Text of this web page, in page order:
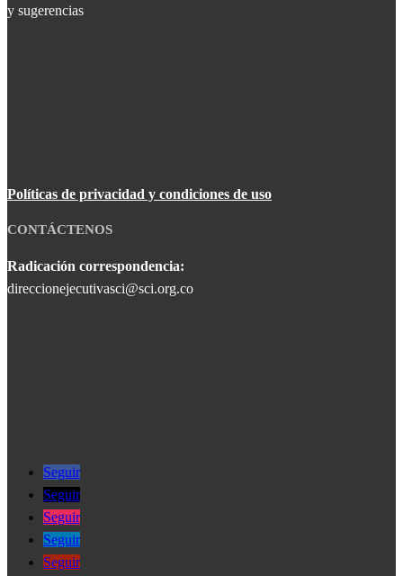
y sugerencias
Políticas de privacidad y condiciones de uso
CONTÁCTENOS
Radicación correspondencia:
direccionejecutivasci@sci.org.co
Seguir
Seguir
Seguir
Seguir
Seguir